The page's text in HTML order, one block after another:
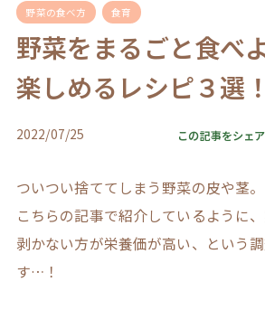
野菜の食べ方
食育
野菜をまるごと食べ
楽しめるレシピ３選！
2022/07/25 この記事をシェ
ついつい捨ててしまう野菜の皮や茎。
こちらの記事で紹介しているように
剥かない方が栄養価が高い、という
す…！